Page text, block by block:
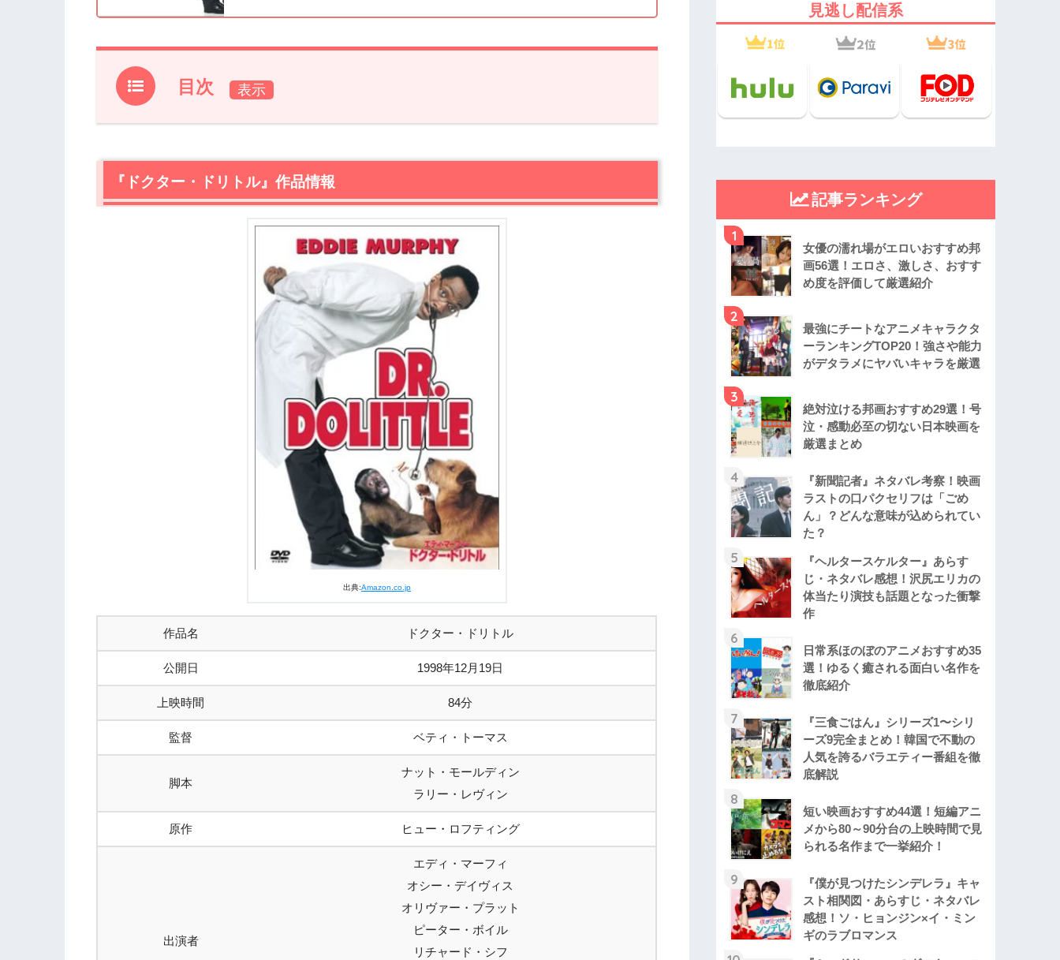
目次
1.『ドクター・ドリトル』作品情報
2.1ジョンの過去と現在
2.2蘇る能力
【ネタバレ】『ドクター・ドリトル』感想
舞台の変更と“ドリトル先生”の人柄
『ドクター・ドリトル』まとめ
『ドクター・ドリトル』作品情報
出典:Amazon.co.jp
作品名 ドクター・ドリトル
公開日 1998年12月19日
上映時間 84分
監督 ベティ・トーマス
脚本
ナット・モールディン
ラリー・レヴィン
原作 ヒュー・ロフティング
出演者
エディ・マーフィ
オシー・デイヴィス
オリヴァー・プラット
ピーター・ボイル
リチャード・シフ
見逃し配信系
記事ランキング
1
女優の濡れ場がエロいおすすめ邦
画56選！エロさ、激しさ、おすす
め度を評価して厳選紹介
2
最強にチートなアニメキャラクタ
ーランキングTOP20！強さや能力
がデタラメにヤバいキャラを厳選
3
絶対泣ける邦画おすすめ29選！号
泣・感動必至の切ない日本映画を
厳選まとめ
4
『新聞記者』ネタバレ考察！映画
ラストの口パクセリフは「ごめ
ん」？どんな意味が込められてい
た？
5
『ヘルタースケルター』あらす
じ・ネタバレ感想！沢尻エリカの
体当たり演技も話題となった衝撃
作
6
日常系ほのぼのアニメおすすめ35
選！ゆるく癒される面白い名作を
徹底紹介
7
『三食ごはん』シリーズ1〜シリ
ーズ9完全まとめ！韓国で不動の
人気を誇るバラエティー番組を徹
底解説
8
短い映画おすすめ44選！短編アニ
メから80～90分台の上映時間で見
られる名作まで一挙紹介！
9
『僕が見つけたシンデレラ』キャ
スト相関図・あらすじ・ネタバレ
感想！ソ・ヒョンジン×イ・ミン
ギのラブロマンス